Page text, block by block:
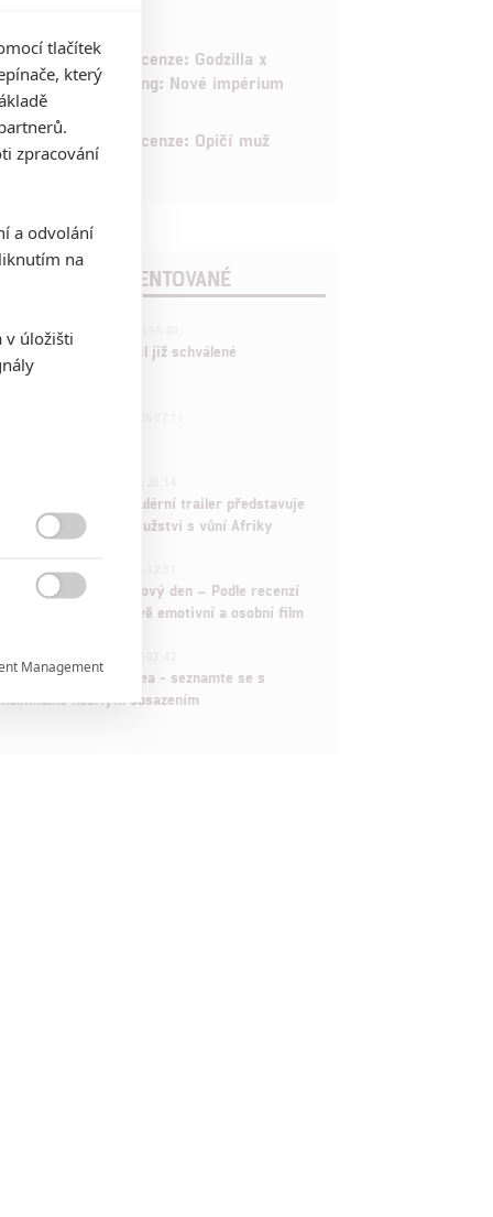
6
Recenze: Godzilla x
Kong: Nové impérium
8 Recenze: Opičí muž
POSLEDNÍ KOMENTOVANÉ
3 ČLÁNEK | 01.08.2026 16:40
nečekaně zrušil již schválené
Děti krve a kostí: Regulérní trailer představuje
akční fantasy dobrodružství s vůní Afriky
ČLÁNEK | 30.07.2026 12:31
Spider-Man: Zbrusu nový den – Podle recenzí
máme čekat překvapivě emotivní a osobní film
preview: Odyssea - seznamte se s
nabitým obsazením
tlačítek
který
zpracování
a odvolání
na
v úložišti

chyb,
Management